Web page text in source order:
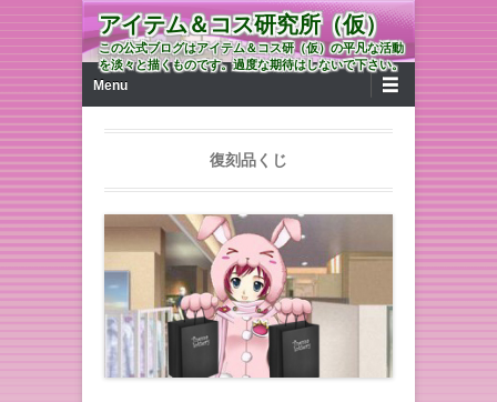
アイテム＆コス研究所（仮）
この公式ブログはアイテム＆コス研（仮）の平凡な活動
を淡々と描くものです。過度な期待はしないで下さい。
第1メニュー
コンテンツへ移動
Menu
復刻品くじ